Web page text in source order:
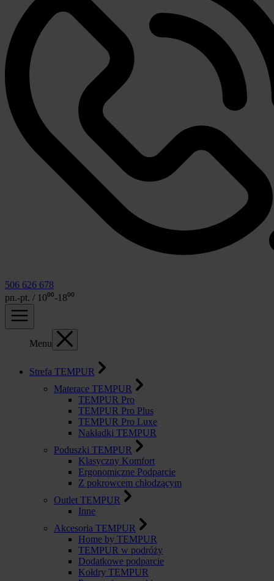
506 626 678
pn.-pt. / 10⁰⁰-18⁰⁰
Menu
Strefa TEMPUR
Materace TEMPUR
TEMPUR Pro
TEMPUR Pro Plus
TEMPUR Pro Luxe
Nakładki TEMPUR
Poduszki TEMPUR
Klasyczny Komfort
Ergonomiczne Podparcie
Z pokrowcem chłodzącym
Outlet TEMPUR
Inne
Akcesoria TEMPUR
Home by TEMPUR
TEMPUR w podróży
Dodatkowe podparcie
Kołdry TEMPUR